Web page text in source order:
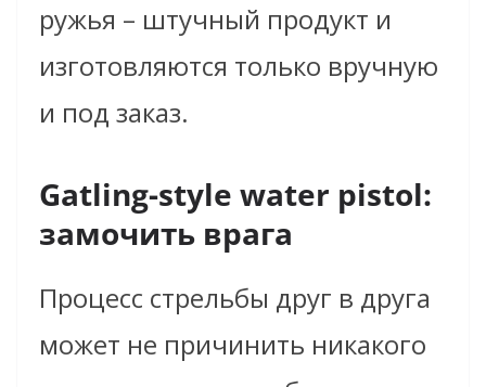
ружья – штучный продукт и
изготовляются только вручную
и под заказ.
Gatling-style water pistol:
замочить врага
Процесс стрельбы друг в друга
может не причинить никакого